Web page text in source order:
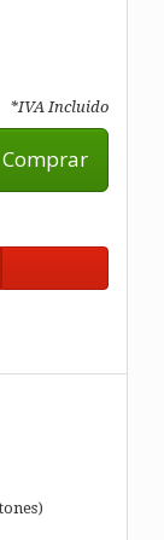
*IVA Incluido
Comprar